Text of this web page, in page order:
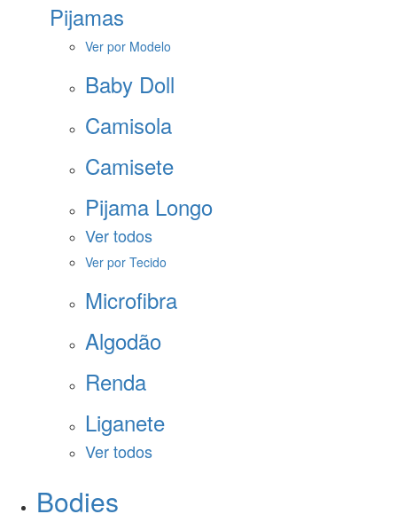
Pijamas
Ver por Modelo
Baby Doll
Camisola
Camisete
Pijama Longo
Ver todos
Ver por Tecido
Microfibra
Algodão
Renda
Liganete
Ver todos
Bodies